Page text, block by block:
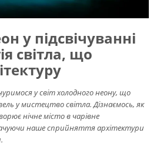
у підсвічуванні
світла, що
у світ холодного неону, що
у мистецтво світла. Дізнаємось, як
нічне місто в чарівне
наше сприйняття архітектури